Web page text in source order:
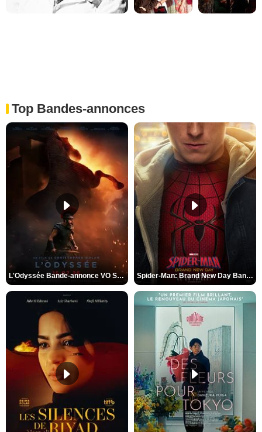
Top Bandes-annonces
L'Odyssée Bande-annonce VO STFR Spider-Man: Brand New Day Bande-annonce VO STFR